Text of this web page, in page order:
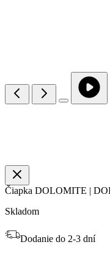
Čiapka DOLOMITE |
Skladom
Dodanie do 2-3 dní